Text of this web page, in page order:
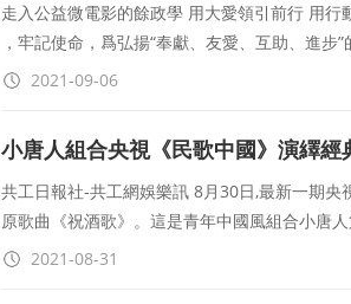
走入公益微電影的餘政學 用大愛領引前行 用
，牢記使命，爲弘揚“奉獻、友愛、互助、進步”
2021-09-06
小唐人組合央視《民歌中國》演繹經
共工日報社-共工網娛樂訊 8月30日,最新一期
原歌曲《祝酒歌》。這是青年中國風組合小唐
2021-08-31